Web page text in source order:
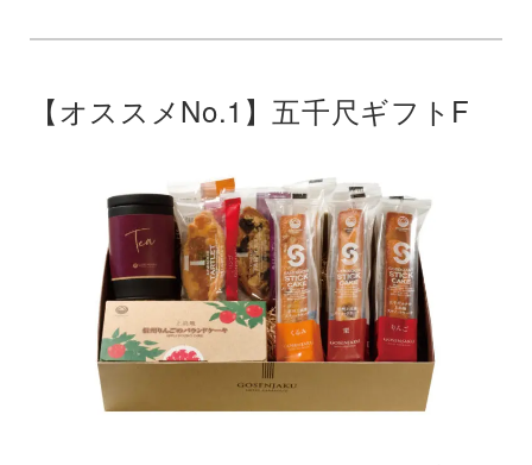
【オススメNo.1】五千尺ギフトF